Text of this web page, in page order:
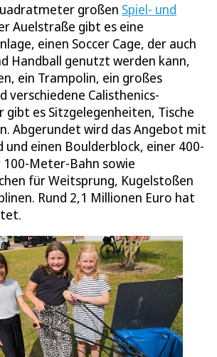
großen Spiel- und
Auelstraße gibt es eine
einen Soccer Cage, der auch
Handball genutzt werden kann,
ein Trampolin, ein großes
verschiedene Calisthenics-
gibt es Sitzgelegenheiten, Tische
Abgerundet wird das Angebot mit
und einen Boulderblock, einer 400-
Meter-Bahn sowie
für Weitsprung, Kugelstoßen
Rund 2,1 Millionen Euro hat